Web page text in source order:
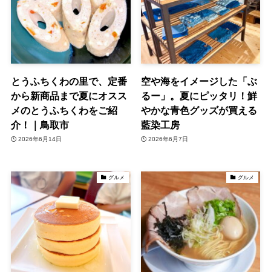
とうふちくわの里で、定番
から新商品まで夏にオスス
メのとうふちくわをご紹
介！｜鳥取市
2026年6月14日
空や海をイメージした「ぶ
るー」。夏にピッタリ！鮮
やかな青色グッズが買える
藍染工房
2026年6月7日
グルメ グルメ